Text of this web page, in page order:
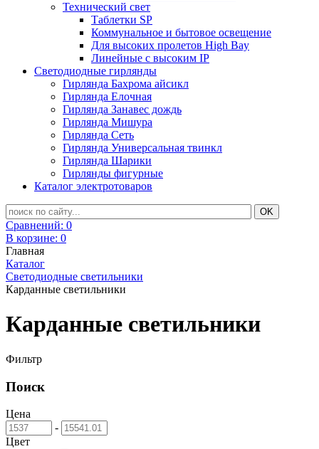
Технический свет
Таблетки SP
Коммунальное и бытовое освещение
Для высоких пролетов High Bay
Линейные с высоким IP
Светодиодные гирлянды
Гирлянда Бахрома айсикл
Гирлянда Елочная
Гирлянда Занавес дождь
Гирлянда Мишура
Гирлянда Сеть
Гирлянда Универсальная твинкл
Гирлянда Шарики
Гирлянды фигурные
Каталог электротоваров
Сравнений: 0
В корзине: 0
Главная
Каталог
Светодиодные светильники
Карданные светильники
Карданные светильники
Фильтр
Поиск
Цена
-
Цвет